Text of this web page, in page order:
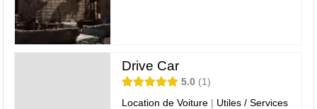
Drive Car
5.0
1
Location de Voiture | Utiles / Services